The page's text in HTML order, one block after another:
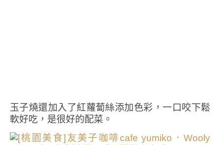
玉子燒還加入了紅蘿蔔絲添加色彩，一口咬下鬆
軟好吃，是很好的配菜。